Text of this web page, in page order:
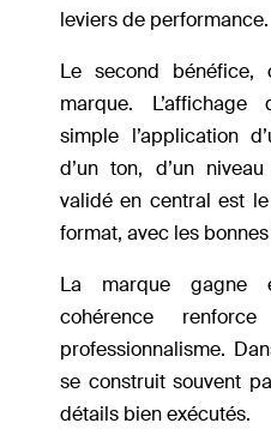
leviers de performance.
Le second bénéfice,
marque.
simple l’application
d’un ton, d’un
validé en central est
format, avec les
La marque gagne
cohérence
professionnalisme.
se construit souvent
détails bien exécutés.